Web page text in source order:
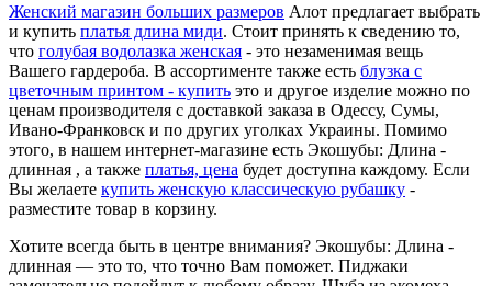
Женский магазин больших размеров Алот предлагает выбрать
и купить платья длина миди. Стоит принять к сведению то,
что голубая водолазка женская - это незаменимая вещь
Вашего гардероба. В ассортименте также есть блузка с
цветочным принтом - купить это и другое изделие можно по
ценам производителя с доставкой заказа в Одессу, Сумы,
Ивано-Франковск и по других уголках Украины. Помимо
этого, в нашем интернет-магазине есть Экошубы: Длина -
длинная , а также платья, цена будет доступна каждому. Если
Вы желаете купить женскую классическую рубашку -
разместите товар в корзину.
Хотите всегда быть в центре внимания? Экошубы: Длина -
длинная — это то, что точно Вам поможет. Пиджаки